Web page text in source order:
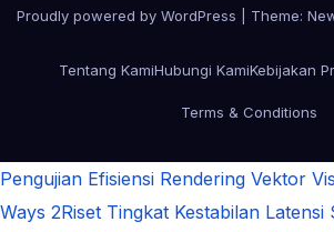
Proudly powered by WordPress Theme:
Tentang KamiHubungi KamiKebijakan
Terms & Conditions
Pengujian Efisiensi Rendering Vektor
Ways 2Riset Tingkat Kestabilan